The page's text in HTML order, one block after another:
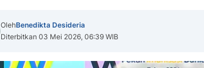
OlehBenedikta Desideria
Diterbitkan 03 Mei 2026, 06:39 WIB